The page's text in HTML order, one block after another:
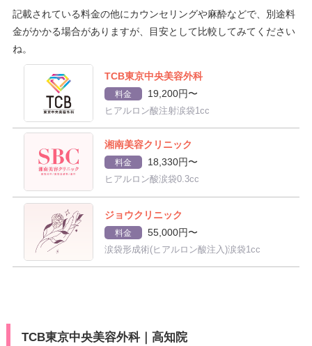
記載されている料金の他にカウンセリングや麻酔などで、別途料
金がかかる場合がありますが、目安として比較してみてください
ね。
TCB東京中央美容外科
料金 19,200円〜
ヒアルロン酸注射涙袋1cc
湘南美容クリニック
料金 18,330円〜
ヒアルロン酸涙袋0.3cc
ジョウクリニック
料金 55,000円〜
涙袋形成術(ヒアルロン酸注入)涙袋1cc
TCB東京中央美容外科｜高知院